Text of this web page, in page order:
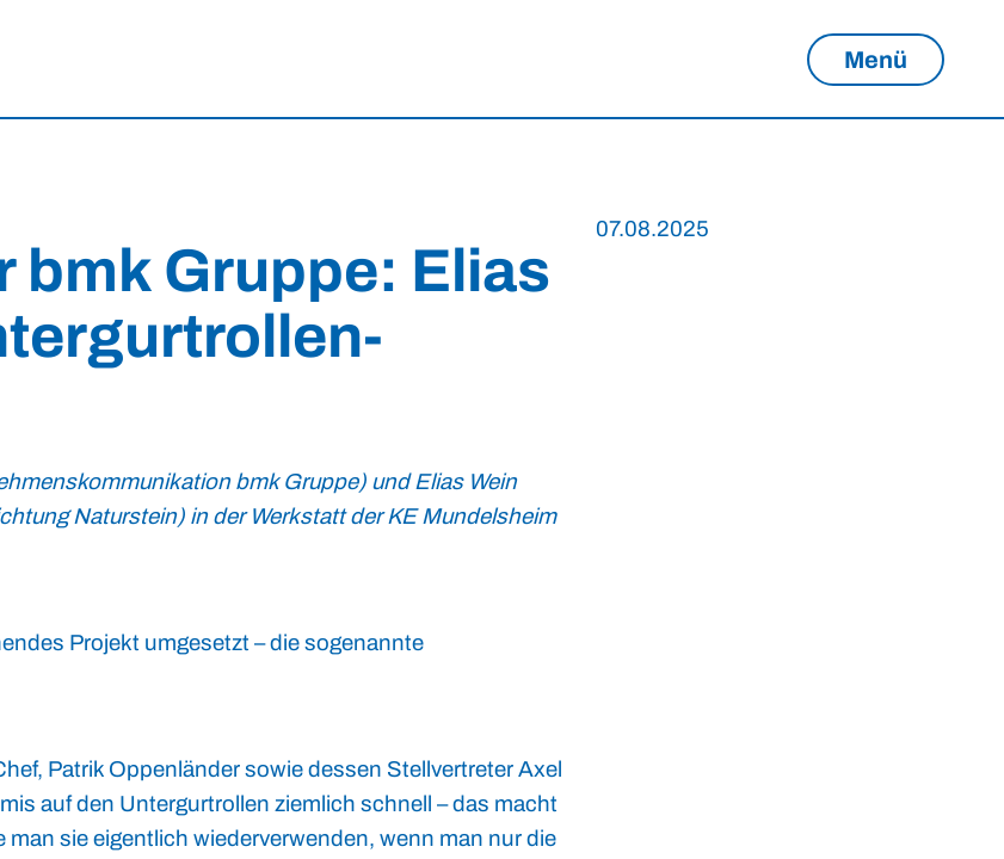
Menü
bmk Gruppe: Elias
bmk Gruppe) und Elias Wein
Naturstein) in der Werkstatt der KE Mundelsheim
Projekt umgesetzt – die sogenannte
Patrik Oppenländer sowie dessen Stellvertreter Axel
auf den Untergurtrollen ziemlich schnell – das macht
sie eigentlich wiederverwenden, wenn man nur die
07.08.2025